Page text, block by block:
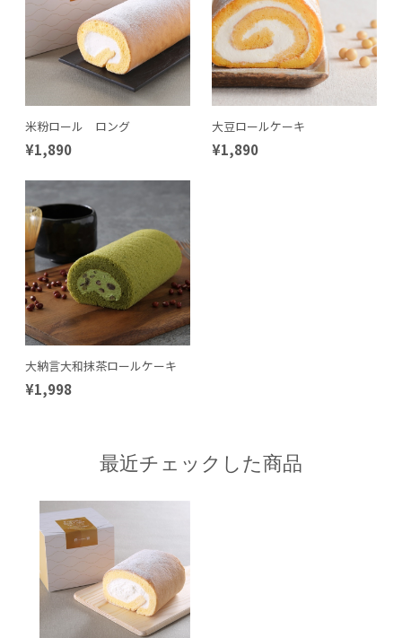
米粉ロール ロング
¥1,890
大豆ロールケーキ
¥1,890
大納言大和抹茶ロールケーキ
¥1,998
最近チェックした商品